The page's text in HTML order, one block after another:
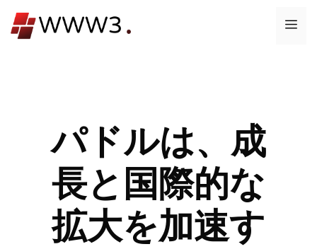
ン
メ
パドルは、成
長と国際的な
拡大を加速す